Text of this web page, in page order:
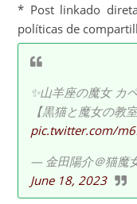
* Post linkado
políticas de
✨山羊座の魔女 カ
【黒猫と魔女の教
pic.twitter.com/
— 金田陽介＠猫魔
June 18, 2023